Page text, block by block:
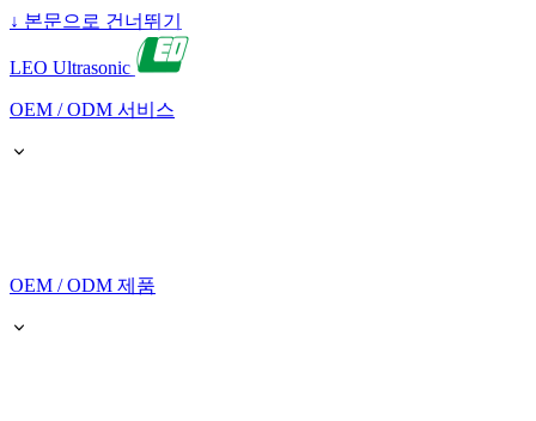
↓ 본문으로 건너뛰기
LEO Ultrasonic
OEM / ODM 서비스
OEM / ODM 제품